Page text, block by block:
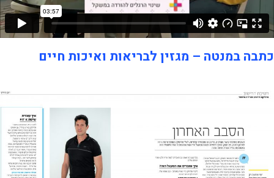
כתבה במנטה – מגזין לבריאות ואיכות חיים